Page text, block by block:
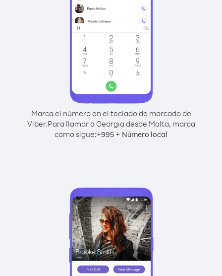
Marca el número en el teclado de marcado de
Viber.Para llamar a Georgia desde Malta, marca
como sigue:+995 + Número local